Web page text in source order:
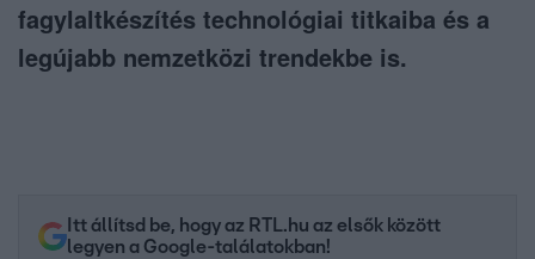
fagylaltkészítés technológiai titkaiba és a
legújabb nemzetközi trendekbe is.
Itt állítsd be, hogy az RTL.hu az elsők között
legyen a Google-találatokban!